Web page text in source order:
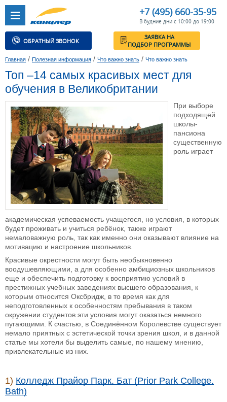
+7 (495) 660-35-95
В будние дни с 10:00 до 19:00
ОБРАТНЫЙ ЗВОНОК
ЗАЯВКА НА
ПОДБОР ПРОГРАММЫ
Главная / Полезная информация / Что важно знать / Что важно знать
Топ –14 самых красивых мест для
обучения в Великобритании
При выборе
подходящей
школы-
пансиона
существенную
роль играет
академическая успеваемость учащегося, но условия, в которых
будет проживать и учиться ребёнок, также играют
немаловажную роль, так как именно они оказывают влияние на
мотивацию и настроение школьников.
Красивые окрестности могут быть необыкновенно
воодушевляющими, а для особенно амбициозных школьников
еще и обеспечить подготовку к восприятию условий в
престижных учебных заведениях высшего образования, к
которым относится Оксбридж, в то время как для
неподготовленных к особенностям пребывания в таком
окружении студентов эти условия могут оказаться немного
пугающими. К счастью, в Соединённом Королевстве существует
немало приятных с эстетической точки зрения школ, и в данной
статье мы хотели бы выделить самые, по нашему мнению,
привлекательные из них.
1) Колледж Прайор Парк, Бат (Prior Park College,
Bath)